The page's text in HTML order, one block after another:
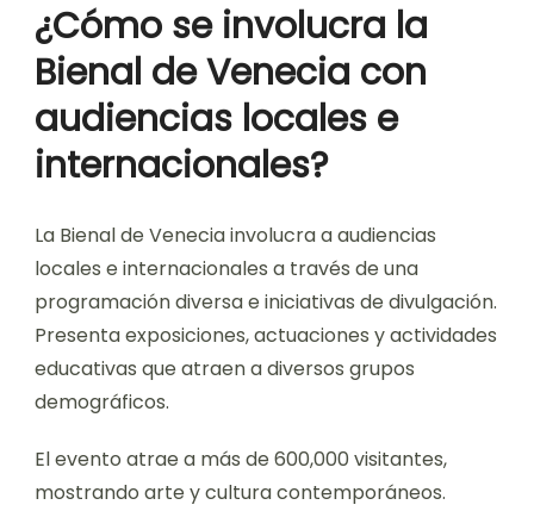
¿Cómo se involucra la
Bienal de Venecia con
audiencias locales e
internacionales?
La Bienal de Venecia involucra a audiencias
locales e internacionales a través de una
programación diversa e iniciativas de divulgación.
Presenta exposiciones, actuaciones y actividades
educativas que atraen a diversos grupos
demográficos.
El evento atrae a más de 600,000 visitantes,
mostrando arte y cultura contemporáneos.